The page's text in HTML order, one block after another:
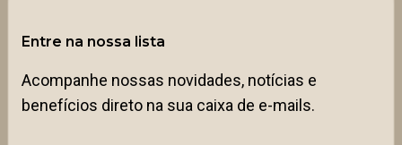
Entre na nossa lista
Acompanhe nossas novidades, notícias e
benefícios direto na sua caixa de e-mails.